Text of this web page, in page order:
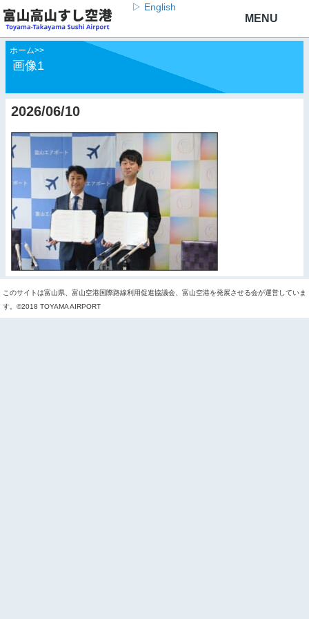
▷ English
ホーム>>
画像1
2026/06/10
このサイトは富山県、富山空港国際路線利用促進協議会、富山空港を発展させる会が運営していま
す。©2018 TOYAMA AIRPORT